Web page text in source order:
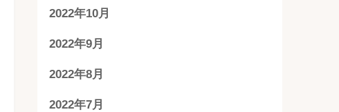
2022年10月
2022年9月
2022年8月
2022年7月